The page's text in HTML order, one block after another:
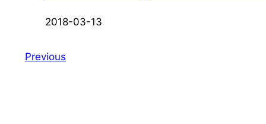
2018-03-13
Previous